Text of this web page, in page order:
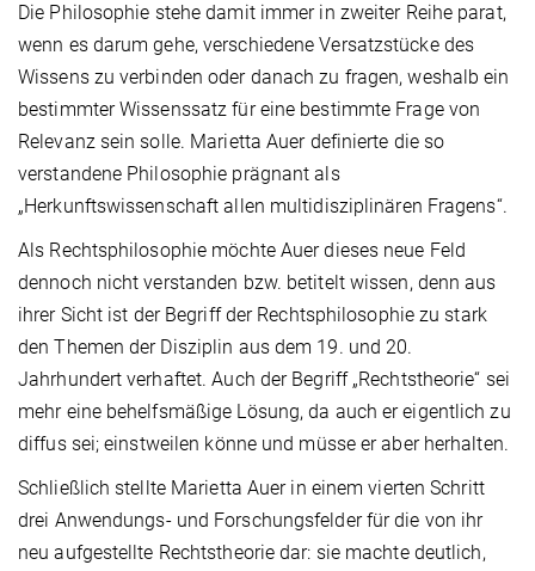
Die Philosophie stehe damit immer in zweiter Reihe parat,
wenn es darum gehe, verschiedene Versatzstücke des
Wissens zu verbinden oder danach zu fragen, weshalb ein
bestimmter Wissenssatz für eine bestimmte Frage von
Relevanz sein solle. Marietta Auer definierte die so
verstandene Philosophie prägnant als
„Herkunftswissenschaft allen multidisziplinären Fragens“.
Als Rechtsphilosophie möchte Auer dieses neue Feld
dennoch nicht verstanden bzw. betitelt wissen, denn aus
ihrer Sicht ist der Begriff der Rechtsphilosophie zu stark
den Themen der Disziplin aus dem 19. und 20.
Jahrhundert verhaftet. Auch der Begriff „Rechtstheorie“ sei
mehr eine behelfsmäßige Lösung, da auch er eigentlich zu
diffus sei; einstweilen könne und müsse er aber herhalten.
Schließlich stellte Marietta Auer in einem vierten Schritt
drei Anwendungs- und Forschungsfelder für die von ihr
neu aufgestellte Rechtstheorie dar: sie machte deutlich,